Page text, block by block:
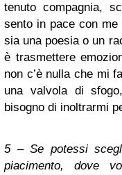
tenuto compagnia,
sento in pace con
sia una poesia o un
è trasmettere
non c’è nulla che mi
una valvola di
bisogno di inoltrarmi
5 – Se potessi
piacimento, dove